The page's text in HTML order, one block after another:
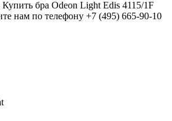
Купить бра Odeon Light Edis 4115/1F
нам по телефону +7 (495) 665-90-10